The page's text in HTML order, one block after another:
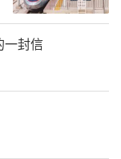
泾阳县西北25
关中平原西
溉。它向东
，流经今泾
300余里，灌
。
一封信